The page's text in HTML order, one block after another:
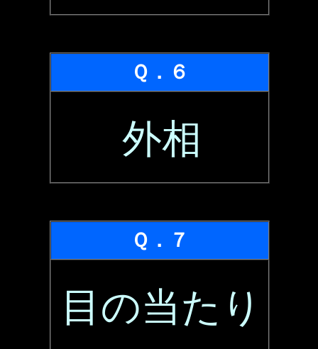
Ｑ．６
外相
Ｑ．７
目の当たり